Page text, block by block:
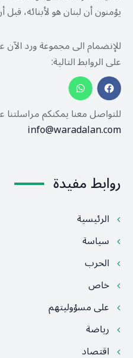
يؤمنون أن لبنان هو لأبنائه،
للإنضمام الى مجموعة ورد
على الروابط التالية:
للتواصل معنا يمكنكم مراسلتنا
info@waradalan.com
روابط مفيدة
الرئيسية
سياسة
الحرب
خاص
على مسؤوليتهم
رياضة
اقتصاد